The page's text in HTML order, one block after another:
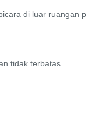
di luar ruangan p
tidak terbatas.